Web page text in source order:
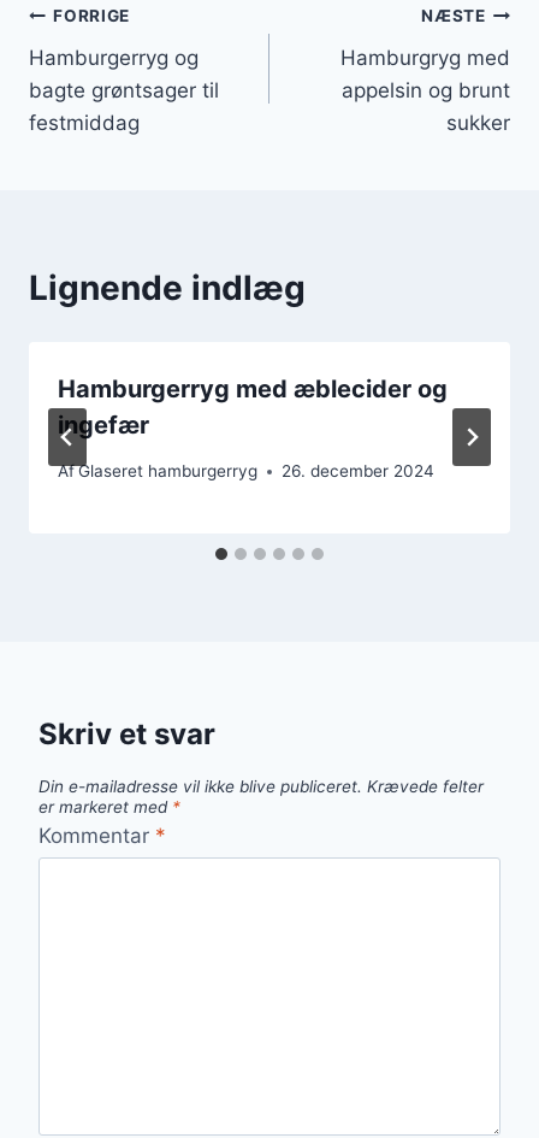
Indlægsnavigation
FORRIGE
Hamburgerryg og
bagte grøntsager til
festmiddag
NÆSTE
Hamburgryg med
appelsin og brunt
sukker
Lignende indlæg
Hamburgerryg med æblecider og
ingefær
AfGlaseret hamburgerryg 26. december 2024
Skriv et svar
Din e-mailadresse vil ikke blive publiceret. Krævede felter
er markeret med *
Kommentar *